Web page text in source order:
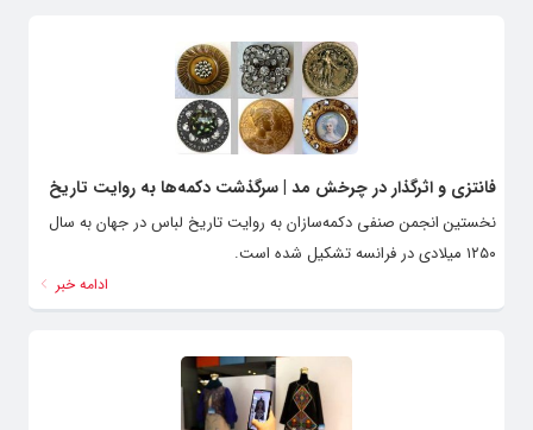
فانتزی و اثرگذار در چرخش مد | سرگذشت دکمه‌ها به روایت تاریخ
نخستین انجمن صنفی دکمه‌سازان به روایت تاریخ لباس در جهان به سال
۱۲۵۰ میلادی در فرانسه تشکیل شده است.
ادامه خبر